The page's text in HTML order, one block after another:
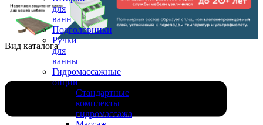
для
ванн
Подголовники
Ручки
для
ванны
Гидромассажные
опции
Стандартные
комплекты
гидромассажа
Вид каталога